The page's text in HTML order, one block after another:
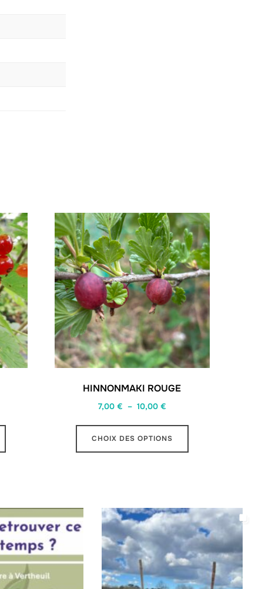
HINNONMAKI ROUGE
7,00 € – 10,00 €Plage
prix :
CHOIX DES OPTIONS
Ce
Les
options
peuvent
être
choisies